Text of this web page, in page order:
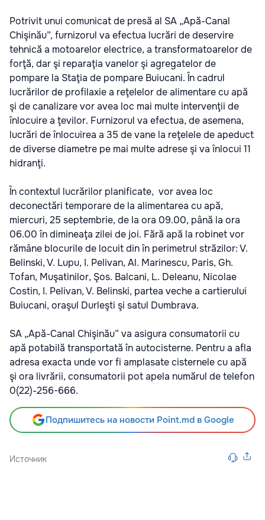
Potrivit unui comunicat de presă al SA „Apă-Canal
Chişinău”, furnizorul va efectua lucrări de deservire
tehnică a motoarelor electrice, a transformatoarelor de
forţă, dar şi reparaţia vanelor şi agregatelor de
pompare la Staţia de pompare Buiucani. În cadrul
lucrărilor de profilaxie a reţelelor de alimentare cu apă
şi de canalizare vor avea loc mai multe intervenţii de
înlocuire a ţevilor. Furnizorul va efectua, de asemena,
lucrări de înlocuirea a 35 de vane la reţelele de apeduct
de diverse diametre pe mai multe adrese şi va înlocui 11
hidranţi.
În contextul lucrărilor planificate, vor avea loc
deconectări temporare de la alimentarea cu apă,
miercuri, 25 septembrie, de la ora 09.00, până la ora
06.00 în dimineaţa zilei de joi. Fără apă la robinet vor
rămâne blocurile de locuit din în perimetrul străzilor: V.
Belinski, V. Lupu, I. Pelivan, Al. Marinescu, Paris, Gh.
Tofan, Muşatinilor, Şos. Balcani, L. Deleanu, Nicolae
Costin, I. Pelivan, V. Belinski, partea veche a cartierului
Buiucani, oraşul Durleşti şi satul Dumbrava.
SA „Apă-Canal Chişinău” va asigura consumatorii cu
apă potabilă transportată în autocisterne. Pentru a afla
adresa exacta unde vor fi amplasate cisternele cu apă
şi ora livrării, consumatorii pot apela numărul de telefon
0(22)-256-666.
Подпишитесь на новости Point.md в Google
Источник